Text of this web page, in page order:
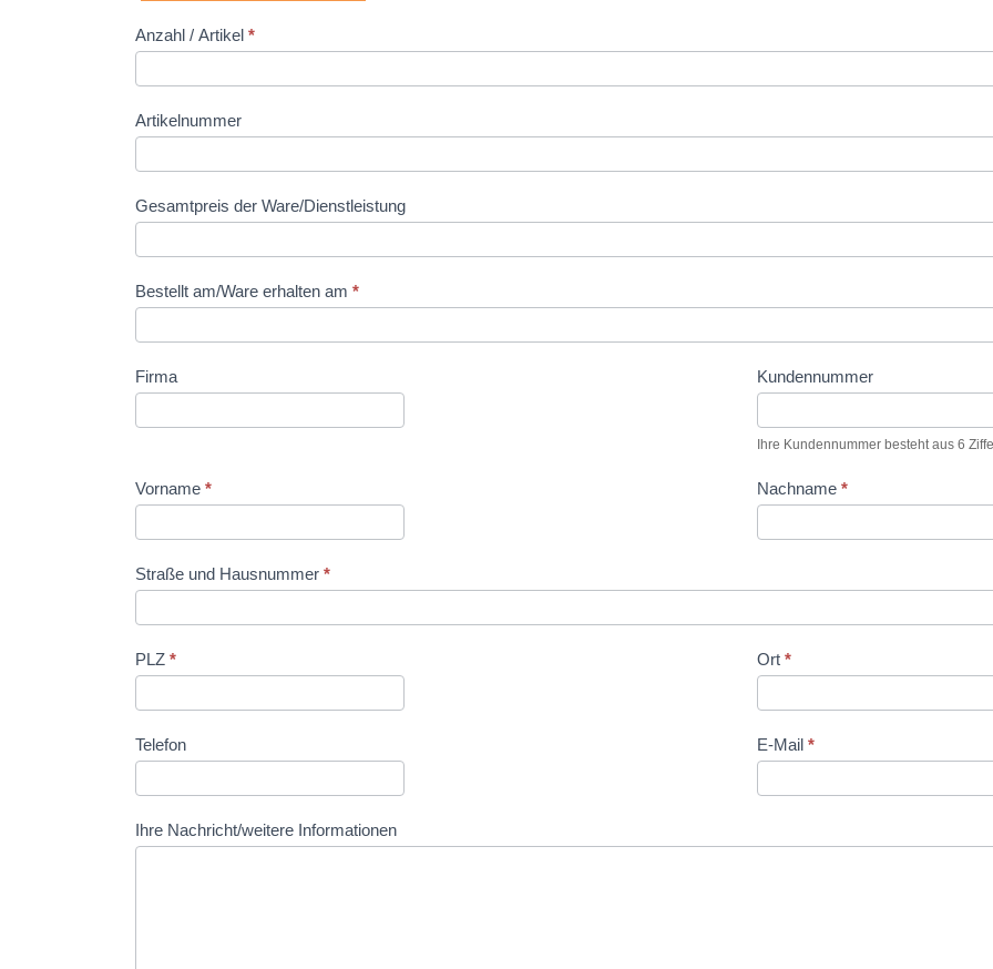
Widerruf
Anzahl / Artikel *
Artikelnummer
Gesamtpreis der Ware/Dienstleistung
Bestellt am/Ware erhalten am *
Firma Kundennummer
Ihre Kundennummer besteht aus 6
Vorname * Nachname *
Straße und Hausnummer *
PLZ * Ort *
Telefon E-Mail *
Ihre Nachricht/weitere Informationen